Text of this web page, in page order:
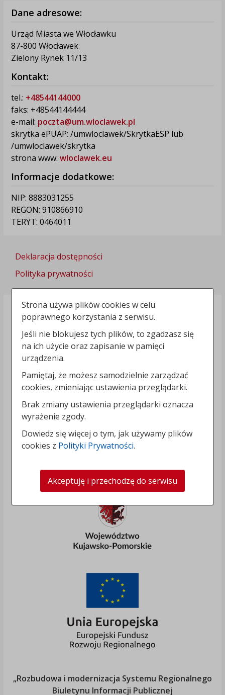
Dane adresowe:
Urząd Miasta we Włocławku
87-800 Włocławek
Zielony Rynek 11/13
Kontakt:
tel.: +48544144000
faks: +48544144444
e-mail: poczta@um.wloclawek.pl
skrytka ePUAP: /umwloclawek/SkrytkaESP lub
/umwloclawek/skrytka
strona www: wloclawek.eu
Informacje dodatkowe:
NIP: 8883031255
REGON: 910866910
TERYT: 0464011
Deklaracja dostępności
Polityka prywatności
„Rozbudowa i modernizacja Systemu Regionalnego
Biuletynu Informacji Publicznej
Strona używa plików cookies w celu
poprawnego korzystania z serwisu.
Jeśli nie blokujesz tych plików, to zgadzasz się
na ich użycie oraz zapisanie w pamięci
urządzenia.
Pamiętaj, że możesz samodzielnie zarządzać
cookies, zmieniając ustawienia przeglądarki.
Brak zmiany ustawienia przeglądarki oznacza
wyrażenie zgody.
Dowiedz się więcej o tym, jak używamy plików
cookies z Polityki Prywatności.
Akceptuję i przechodzę do serwisu